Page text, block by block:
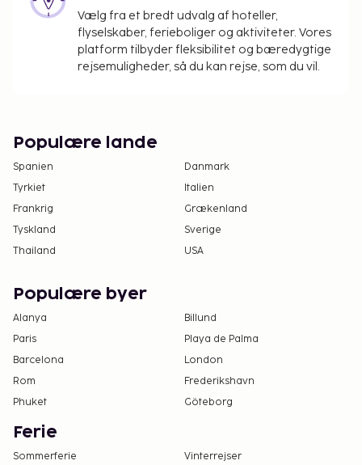
Vælg fra et bredt udvalg af hoteller,
flyselskaber, ferieboliger og aktiviteter. Vores
platform tilbyder fleksibilitet og bæredygtige
rejsemuligheder, så du kan rejse, som du vil.
Populære lande
Spanien
Danmark
Tyrkiet
Italien
Frankrig
Grækenland
Tyskland
Sverige
Thailand
USA
Populære byer
Alanya
Billund
Paris
Playa de Palma
Barcelona
London
Rom
Frederikshavn
Phuket
Göteborg
Ferie
Sommerferie
Vinterrejser